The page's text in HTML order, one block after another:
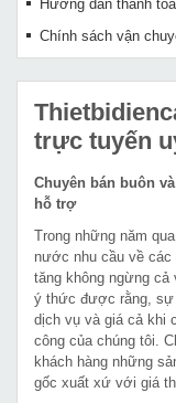
Hướng dẫn thanh
Chính sách vận
trực tuyến
Chuyên bán buôn
hỗ trợ
Trong những năm
nước nhu cầu về
tăng không ngừng
ý thức được rằng, sự
dịch vụ và giá cả khi
công của chúng tôi.
khách hàng những
gốc xuất xứ với giá